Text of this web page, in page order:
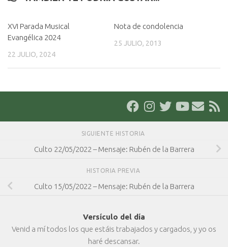
XVI Parada Musical
Evangélica 2024
22 JULIO, 2024
Nota de condolencia
25 JULIO, 2013
SIGUIENTE HISTORIA
Culto 22/05/2022 – Mensaje: Rubén de la Barrera
HISTORIA PREVIA
Culto 15/05/2022 – Mensaje: Rubén de la Barrera
Versículo del día
Venid a mí todos los que estáis trabajados y cargados, y yo os
haré descansar.